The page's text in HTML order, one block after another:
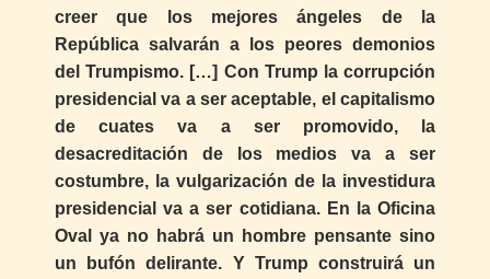
creer que los mejores ángeles de la
República salvarán a los peores demonios
del Trumpismo. […] Con Trump la corrupción
presidencial va a ser aceptable, el capitalismo
de cuates va a ser promovido, la
desacreditación de los medios va a ser
costumbre, la vulgarización de la investidura
presidencial va a ser cotidiana. En la Oficina
Oval ya no habrá un hombre pensante sino
un bufón delirante. Y Trump construirá un